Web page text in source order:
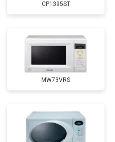
CP1395ST
MW73VRS